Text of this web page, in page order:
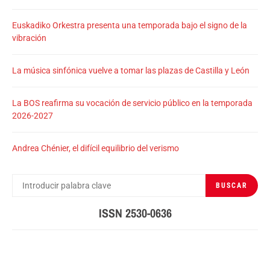
Euskadiko Orkestra presenta una temporada bajo el signo de la
vibración
La música sinfónica vuelve a tomar las plazas de Castilla y León
La BOS reafirma su vocación de servicio público en la temporada
2026-2027
Andrea Chénier, el difícil equilibrio del verismo
POR:
BUSCAR
ISSN 2530-0636